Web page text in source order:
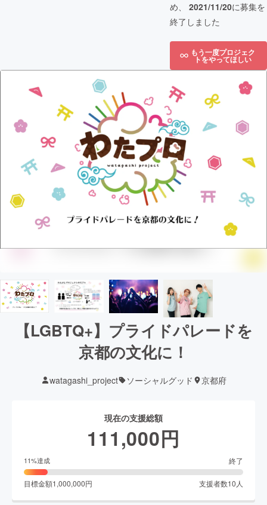
め、 2021/11/20に募集を
終了しました
もう一度プロジェク
トをやってほしい
【LGBTQ+】プライドパレードを
京都の文化に！
watagashi_project ソーシャルグッド 京都府
現在の支援総額
111,000円
11%達成 終了
目標金額1,000,000円 支援者数10 人